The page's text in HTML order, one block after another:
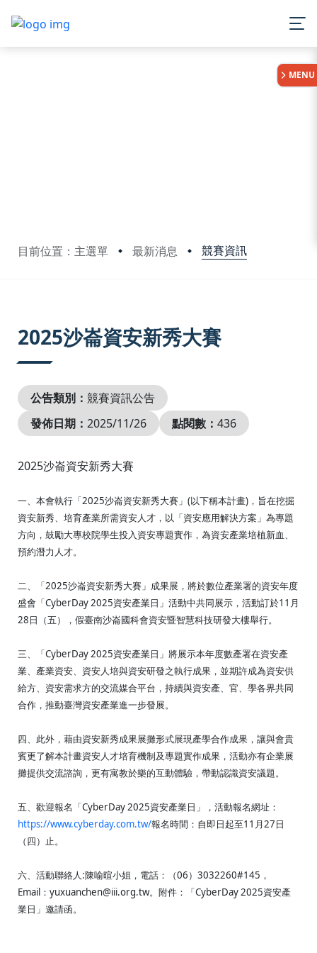
目前位置：主選單 最新消息 競賽資訊
MENU
2025沙崙資安新秀大賽
公告類別： 競賽資訊公告
發佈日期： 2025/11/26 點閱數： 436
2025沙崙資安新秀大賽
一、本會執行「2025沙崙資安新秀大賽」(以下稱本計畫)，旨在挖掘
資安新秀、培育產業所需資安人才，以「資安應用解決方案」為專題
方向，鼓勵大專校院學生投入資安專題實作，為資安產業培植新血、
預約潛力人才。
二、「2025沙崙資安新秀大賽」成果展，將於數位產業署的資安年度
盛會「CyberDay 2025資安產業日」活動中共同展示，活動訂於11月
28日（五），假臺南沙崙國科會資安暨智慧科技研發大樓舉行。
三、「CyberDay 2025資安產業日」將展示本年度數產署在資安產
業、產業資安、資安人培與資安研發之執行成果，並期許成為資安供
給方、資安需求方的交流媒合平台，持續與資安產、官、學各界共同
合作，推動臺灣資安產業進一步發展。
四、此外，藉由資安新秀成果展攤形式展現產學合作成果，讓與會貴
賓更了解本計畫資安人才培育機制及專題實作成果，活動亦有企業展
攤提供交流諮詢，更有寓教於樂的互動體驗，帶動認識資安議題。
五、歡迎報名「CyberDay 2025資安產業日」，活動報名網址：
https://www.cyberday.com.tw/報名時間：自即日起至11月27日
（四）止。
六、活動聯絡人:陳喻暄小姐，電話：（06）3032260#145，
Email：yuxuanchen@iii.org.tw。附件：「CyberDay 2025資安產
業日」邀請函。
:::